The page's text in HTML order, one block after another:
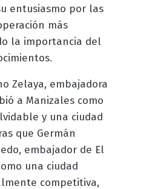
entusiasmo por las
más
la importancia del
Zelaya, embajadora
a Manizales como
y una ciudad
que Germán
embajador de El
una ciudad
competitiva,